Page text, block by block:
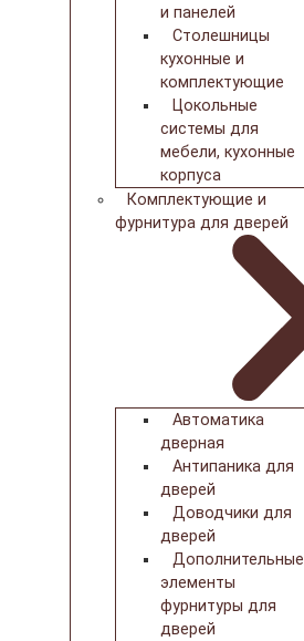
и панелей
Столешницы
кухонные и
комплектующие
Цокольные
системы для
мебели, кухонные
корпуса
Комплектующие и
фурнитура для дверей
Автоматика
дверная
Антипаника для
дверей
Доводчики для
дверей
Дополнительные
элементы
фурнитуры для
дверей